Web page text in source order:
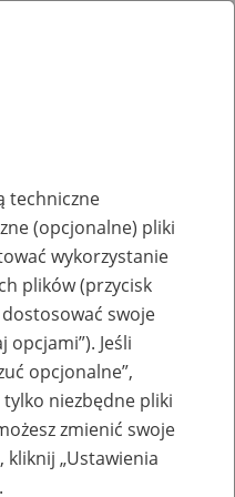
lub
pracy
techniczne
(opcjonalne) pliki
wykorzystanie
plików (przycisk
swoje
opcjami”). Jeśli
opcjonalne”,
niezbędne pliki
zmienić swoje
„Ustawienia